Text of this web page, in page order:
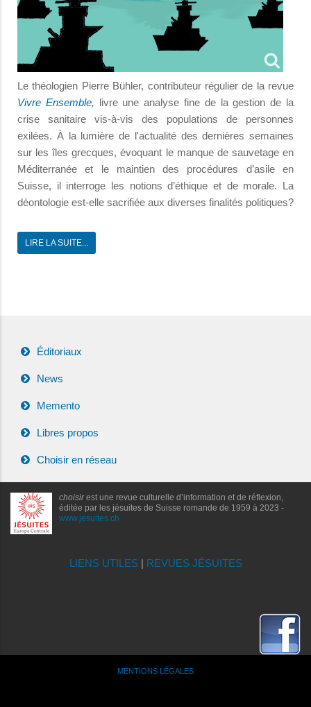
Le théologien Pierre Bühler, contributeur régulier de la revue
Vivre Ensemble, livre une analyse fine de la gestion de la
crise sanitaire vis-à-vis des populations de personnes
exilées. À la lumière de l'actualité des dernières semaines
sur les îles grecques, évoquant le manque de sauvetage en
Méditerranée et le maintien des procédures d’asile en
Suisse, il interroge les notions d’éthique et de morale. La
déontologie est-elle sacrifiée aux diverses finalités politiques?
LIRE LA SUITE...
Éditoriaux
News
Memento
Libres propos
Choisir en réseau
choisirest une revue culturelle d’information et de réflexion,
éditée par les jésuites de Suisse romande de 1959 à 2023 -
www.jesuites.ch
LIENS UTILES| REVUES JÉSUITES
MENTIONS LÉGALES